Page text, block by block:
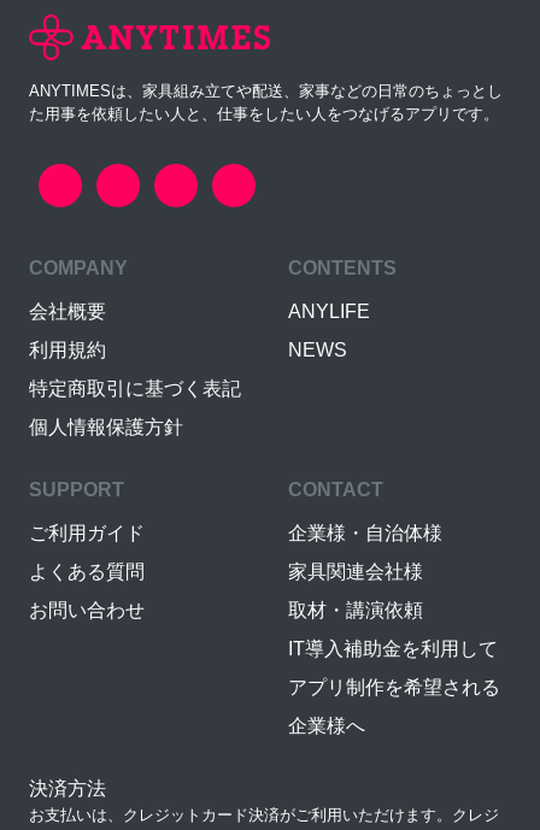
ANYTIMESは、家具組み立てや配送、家事などの日常のちょっとし
た用事を依頼したい人と、仕事をしたい人をつなげるアプリです。
COMPANY
会社概要
利用規約
特定商取引に基づく表記
個人情報保護方針
CONTENTS
ANYLIFE
NEWS
SUPPORT
ご利用ガイド
よくある質問
お問い合わせ
CONTACT
企業様・自治体様
家具関連会社様
取材・講演依頼
IT導入補助金を利用して
アプリ制作を希望される
企業様へ
決済方法
お支払いは、クレジットカード決済がご利用いただけます。クレジ